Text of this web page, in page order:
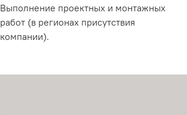
Выполнение проектных и монтажных
работ (в регионах присутствия
компании).